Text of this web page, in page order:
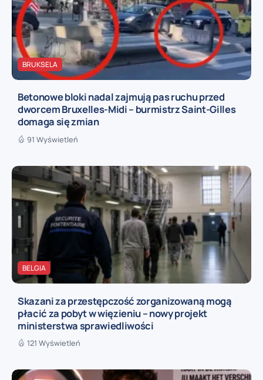
BRUKSELA
Betonowe bloki nadal zajmują pas ruchu przed
dworcem Bruxelles-Midi – burmistrz Saint-Gilles
domaga się zmian
91 Wyświetleń
BELGIA
Skazani za przestępczość zorganizowaną mogą
płacić za pobyt w więzieniu – nowy projekt
ministerstwa sprawiedliwości
121 Wyświetleń